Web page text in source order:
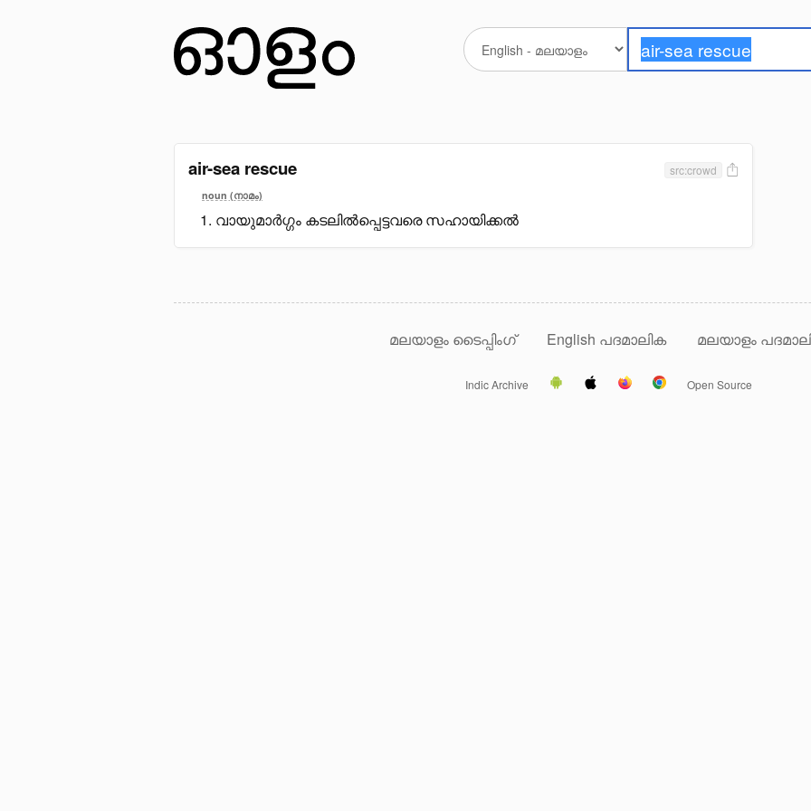
air-sea rescue src:crowd
noun (നാമം)
വായുമാർഗ്ഗം കടലിൽപ്പെട്ടവരെ സഹായിക്കൽ
മലയാളം ടൈപ്പിംഗ് English പദമാലിക മലയാളം
Indic Archive Open Source